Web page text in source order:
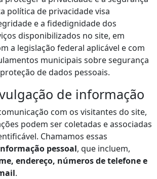
política de privacidade visa
e a fidedignidade dos
disponibilizados no site, em
a legislação federal aplicável e com
municipais sobre segurança
de dados pessoais.
de informação
com os visitantes do site,
podem ser coletadas e associadas
Chamamos essas
pessoal, que incluem,
endereço, números de telefone e
.